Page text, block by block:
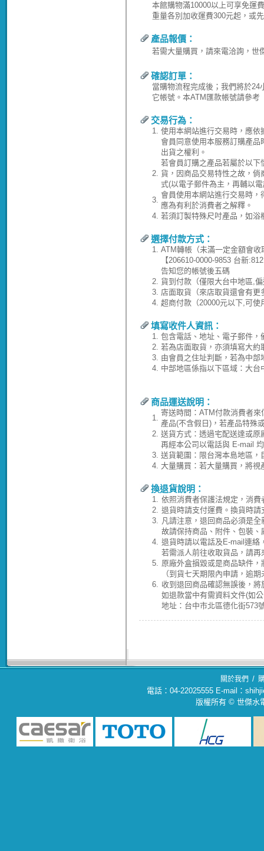
本館購物滿10000以上可享免運
重量各別加收運費300元起，或
產品報價：
若需大量購買，請來電洽詢，世
確認訂單：
當購物流程完成後；我們將於
它帳號。本ATM匯款帳號請參考
交易行為：
1. 使用本網站進行交易時，應
會員同意使用本服務訂購產
出貨之權利。
2.
若會員訂購之產品若屬於以
貨，因商品交易特性之故，
式(以電子郵件為主，再輔以
3.
會員使用本網站進行交易時
應為有利於消費者之解釋。
4. 若須訂製特殊尺吋產品，如
選擇付款方式：
1. ATM轉帳（未滿一定金額會
【206610-0000-9853 台新
告知您的帳號後五碼
2. 貨到付款（僅限大台中地區,
3. 店面取貨（來店取貨還會有更
4. 超商付款（20000元以下,可
填寫收件人資訊：
1. 包含電話、地址、電子郵件
2. 若為店面取貨，亦須填寫大
3. 由會員之住址判斷，若為中部
4. 中部地區係指以下區域：大台
商品運送說明：
1.
寄送時間：ATM付款消費者
產品(不含假日)，若產品特殊
2. 送貨方式：透過宅配送達或
再經本公司以電話與 E-mail
3. 送貨範圍：限台灣本島地區
4. 大量購買：若大量購買，將
換退貨說明：
1. 依照消費者保護法規定，消
2. 退貨時請支付運費。換貨時
3. 凡請注意，退回商品必須是
故請保持商品、附件、包裝
4. 退貨時請以電話及E-mail連絡
若需派人前往收取貨品，請
5. 原廠外盒損毀或是商品缺件
（到貨七天期限內申請，逾
6. 收到退回商品確認無誤後，
如退款當中有需資料文件(如
地址：台中市北區德化街573
關於我們 /
電話：04-22025555 E-mail：
版權所有 © 世傑水